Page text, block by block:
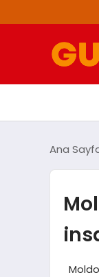
Ana